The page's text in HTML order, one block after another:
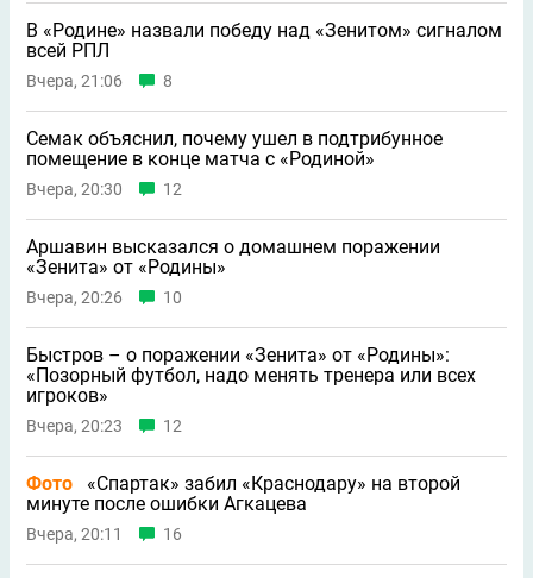
В «Родине» назвали победу над «Зенитом» сигналом
всей РПЛ
Вчера, 21:06 8
Семак объяснил, почему ушeл в подтрибунное
помещение в конце матча с «Родиной»
Вчера, 20:30 12
Аршавин высказался о домашнем поражении
«Зенита» от «Родины»
Вчера, 20:26 10
Быстров – о поражении «Зенита» от «Родины»:
«Позорный футбол, надо менять тренера или всех
игроков»
Вчера, 20:23 12
Фото
«Спартак» забил «Краснодару» на второй
минуте после ошибки Агкацева
Вчера, 20:11 16